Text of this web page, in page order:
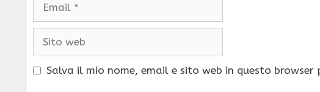
Salva il mio nome, email e sito web in questo